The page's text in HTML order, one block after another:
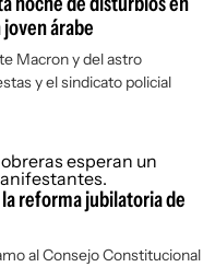
árabe
Macron y del astro
y el sindicato policial
reforma jubilatoria de
al Consejo Constitucional